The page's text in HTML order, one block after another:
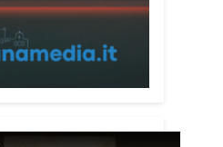
un confronto
“Cagliari Città della
progetto che